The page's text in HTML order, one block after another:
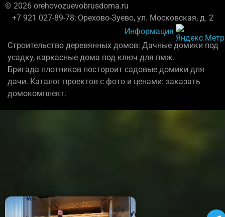
© 2026 orehovozuevobrusdoma.ru
+7 921 027-89-78; Орехово-Зуево, ул. Московская, д. 2
Информация
Строительство деревянных домов: Дачные домики под
усадку, каркасные дома под ключ для пмж.
Бригада плотников постороит садовые домики для
дачи. Каталог проектов с фото и ценами: заказать
домокомплект.